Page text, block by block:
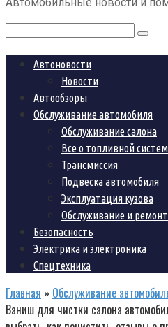
Поиск:
Автоновости
Новости
Автообзоры
Обслуживание автомобиля
Обслуживание салона
Все о топливной
Трансмиссия
Подвеска автомобиля
Эксплуатация кузова
Обслуживание и
Безопасность
Электрика и электроника
Спецтехника
Главная » Обслуживание
Ваниш для чистки салона